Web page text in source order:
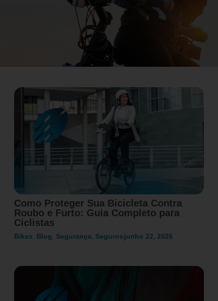
Como Proteger Sua Bicicleta Contra
Roubo e Furto: Guia Completo para
Ciclistas
Bikes Blog Segurança Seguros junho 22, 2026